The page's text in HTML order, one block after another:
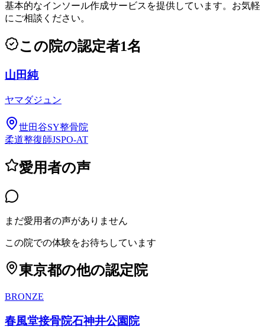
基本的なインソール作成サービスを提供しています。お気軽
にご相談ください。
この院の認定者1名
山田純
ヤマダジュン
世田谷SY整骨院
柔道整復師JSPO-AT
愛用者の声
まだ愛用者の声がありません
この院での体験をお待ちしています
東京都の他の認定院
BRONZE
春風堂接骨院石神井公園院